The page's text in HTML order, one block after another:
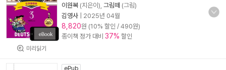
미리읽기
이원복 (지은이), 그림떼 (그림)
김영사
2025년 04월
8,820원 (10% 할인 / 490원)
종이책 정가 대비 37% 할인
ePub